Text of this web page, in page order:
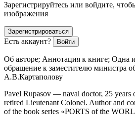
Зарегистрируйтесь или войдите,
изображения
Зарегистрироваться
Есть аккаунт? Войти
Об авторе; Аннотация к книге; Одна
обращение к заместителю министра
А.В.Картаполову
Pavel Rupasov — naval doctor, 25 years
retired Lieutenant Colonel. Author and
of the book series «PORTS of the